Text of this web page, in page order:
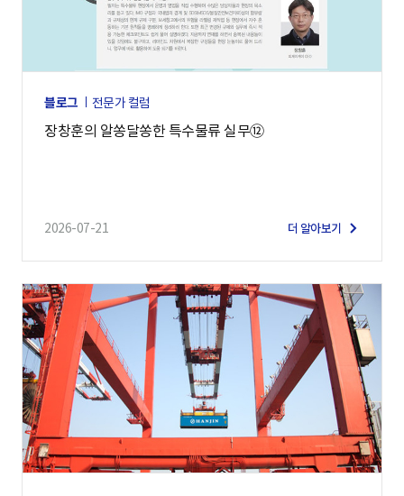
블로그 전문가 컬럼
장창훈의 알쏭달쏭한 특수물류 실무⑫
2026-07-21 더 알아보기